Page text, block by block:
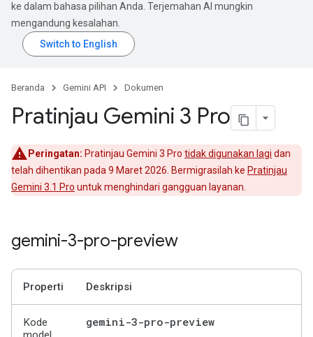
ke dalam bahasa pilihan Anda. Terjemahan AI mungkin
mengandung kesalahan.
Beranda Gemini API Dokumen
Pratinjau Gemini 3 Pro
Peringatan: Pratinjau Gemini 3 Pro tidak digunakan lagi dan
telah dihentikan pada 9 Maret 2026. Bermigrasilah ke Pratinjau
Gemini 3.1 Pro untuk menghindari gangguan layanan.
gemini-3-pro-preview
Properti Deskripsi
Kode
gemini-3-pro-preview